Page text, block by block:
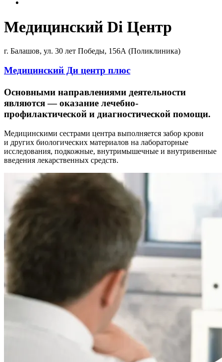
Медицинский Di Центр
г. Балашов, ул. 30 лет Победы, 156А (Поликлиника)
Медицинский Ди центр плюс
Основными направлениями деятельности
являются — оказание лечебно-
профилактической и диагностической помощи.
Медицинскими сестрами центра выполняется забор крови
и других биологических материалов на лабораторные
исследования, подкожные, внутримышечные и внутривенные
введения лекарственных средств.